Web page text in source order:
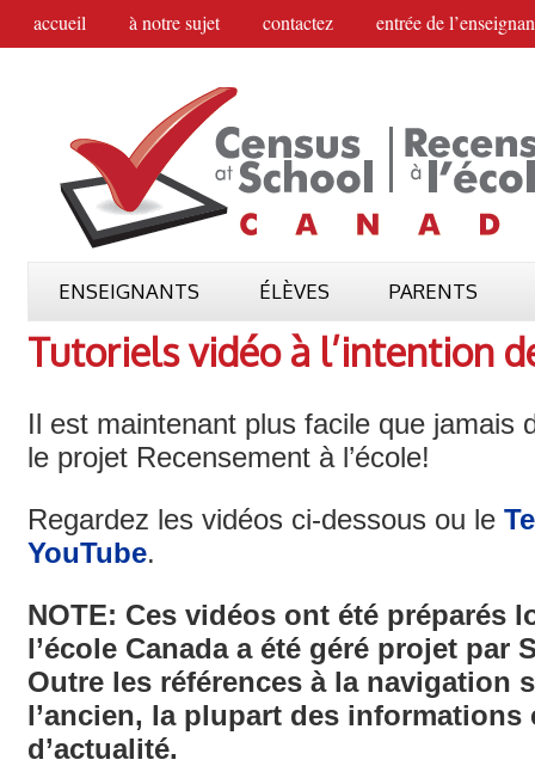
accueil à notre sujet contactez entrée de
ENSEIGNANTS ÉLÈVES PARENTS
Tutoriels vidéo à l’intention
Il est maintenant plus facile que jamais
le projet Recensement à l’école!
Regardez les vidéos ci-dessous ou le
YouTube.
NOTE: Ces vidéos ont été préparés
l’école Canada a été géré projet par
Outre les références à la navigation
l’ancien, la plupart des
d’actualité.